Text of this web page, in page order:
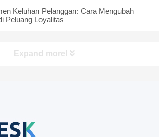
Keluhan Pelanggan: Cara Mengubah
Peluang Loyalitas
Expand more!